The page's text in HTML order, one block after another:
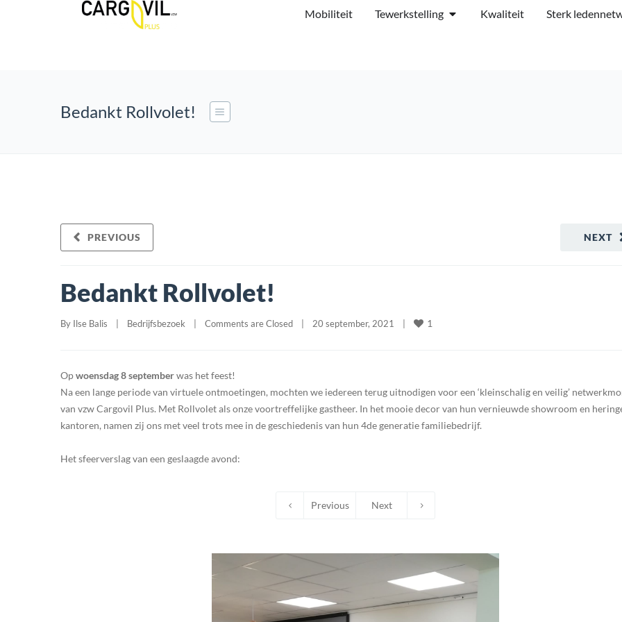
Mobiliteit Tewerkstelling Kwaliteit Sterk
Bedankt Rollvolet!
NEXT
PREVIOUS
Bedankt Rollvolet!
By Ilse Balis Bedrijfsbezoek Comments are Closed 20 september, 2021 1
Opwoensdag 8 septemberwas het feest!
Na een lange periode van virtuele ontmoetingen, mochten we iedereen terug uitnodigen voor een ‘kleinschalig en veilig’
van vzw Cargovil Plus. Met Rollvolet als onze voortreffelijke gastheer. In het mooie decor van hun vernieuwde showroom en
kantoren, namen zij ons met veel trots mee in de geschiedenis van hun 4de generatie familiebedrijf.
Het sfeerverslag van een geslaagde avond:
Previous Next